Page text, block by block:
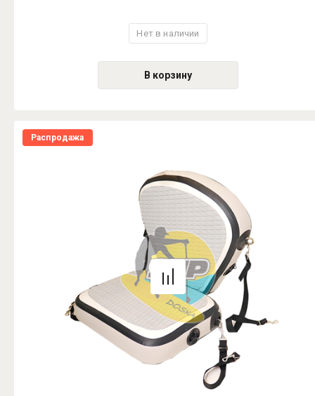
Нет в наличии
В корзину
Распродажа